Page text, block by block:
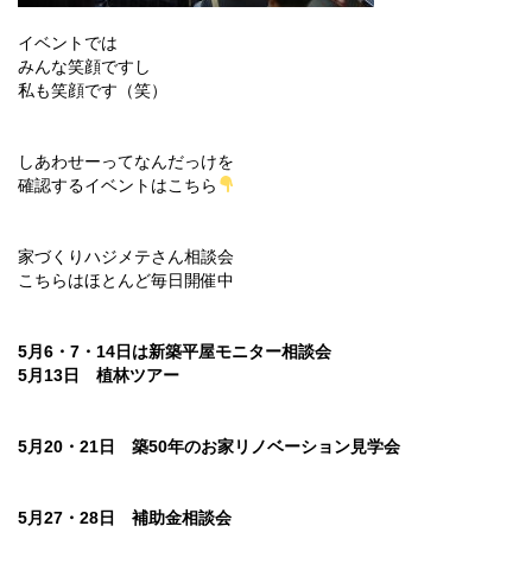
イベントでは
みんな笑顔ですし
私も笑顔です（笑）
しあわせーってなんだっけを
確認するイベントはこちら
家づくりハジメテさん相談会
こちらはほとんど毎日開催中
5月6・7・14日は新築平屋モニター相談会
5月13日 植林ツアー
5月20・21日 築50年のお家リノベーション見学会
5月27・28日 補助金相談会